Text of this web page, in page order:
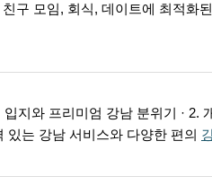
구 모임, 회식, 데이트에 최적화
지와 프리미엄 강남 분위기 · 2.
있는 강남 서비스와 다양한 편의